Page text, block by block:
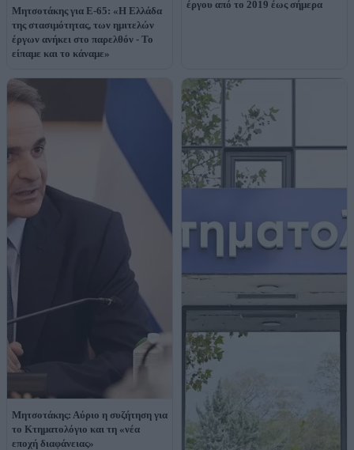
Μητσοτάκης για Ε-65: «Η Ελλάδα
της στασιμότητας, των ημιτελών
έργων ανήκει στο παρελθόν - Το
είπαμε και το κάναμε»
έργου από το 2019 έως σήμερα
Μητσοτάκης: Αύριο η συζήτηση για
το Κτηματολόγιο και τη «νέα
εποχή διαφάνειας»